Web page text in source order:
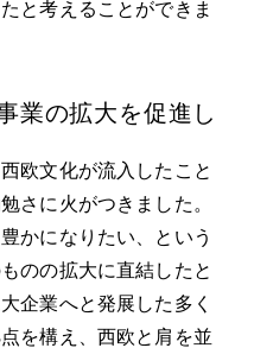
と考えることができま
業の拡大を促進し
欧文化が流入したこと
さに火がつきました。
かになりたい、という
のの拡大に直結したと
企業へと発展した多く
を構え、西欧と肩を並